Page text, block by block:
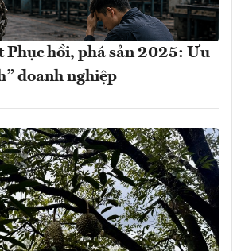
Phục hồi, phá sản 2025: Ưu
doanh nghiệp